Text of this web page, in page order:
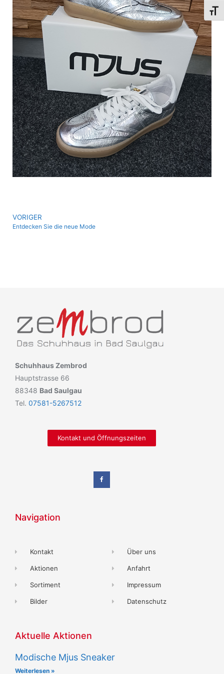
VORIGER
Entdecken Sie die neue Mode
Schuhhaus Zembrod
Hauptstrasse 66
88348 Bad Saulgau
Tel. 07581-5267512
Kontakt und Öffnungszeiten
Navigation
Kontakt
Aktionen
Sortiment
Bilder
Über uns
Anfahrt
Impressum
Datenschutz
Aktuelle Aktionen
Modische Mjus Sneaker
Weiterlesen »